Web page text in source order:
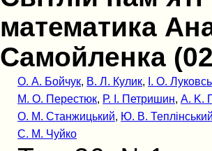
математика
Самойленка
О. А. Бойчук, В. Л. Кулик, І. О.
М. О. Перестюк, Р. І. Петришин,А. K.
О. М. Станжицький, Ю. В.
С. М. Чуйко